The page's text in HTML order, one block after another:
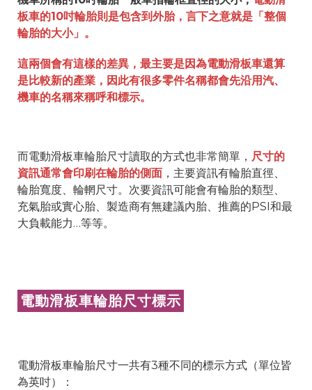
板車的10吋輪胎則是包含到外胎，言下之意就是「整個
輪胎的大小」。
這兩個會有這樣的差異，最主要是因為電動滑板車還算
是比較新的產業，因此有很多零件名稱都會先沿用汽、
機車的名稱來稱呼和標示。
而電動滑板車輪胎尺寸讀取的方式也非常簡單， 尺寸的
資訊通常會印刷在輪胎的側面 ，主要資訊有輪胎直徑、
輪胎寬度、輪輞尺寸。次要資訊可能會有輪胎的類型、
充氣胎或實心胎、製造商有無建議內胎、推薦的PSI和最
大負載能力…等等。
電動滑板車輪胎尺寸標示
電動滑板車輪胎尺寸一共有3種不同的標示方式（單位皆
為英吋）：